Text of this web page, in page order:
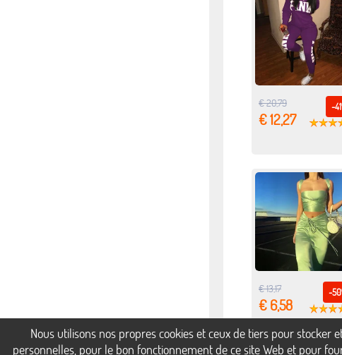
-
€ 20,79
€ 12,27
-
€ 13,17
€ 6,58
Nous utilisons nos propres cookies et ceux de tiers pour
personnelles, pour le bon fonctionnement de ce site Web et pour